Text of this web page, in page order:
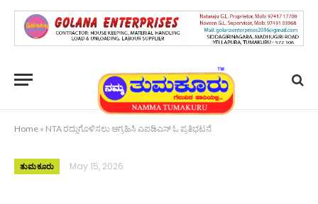
Home » NTA ರದ್ದುಗೊಳಿಸಲು ಆಗ್ರಹಿಸಿ ಎಐಡಿಎಸ್ ಓ ಪ್ರತಿಭಟನೆ
ತುಮಕೂರು May 15, 2026